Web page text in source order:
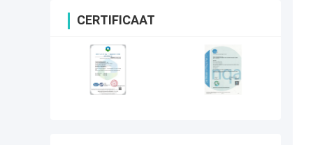
CERTIFICAAT